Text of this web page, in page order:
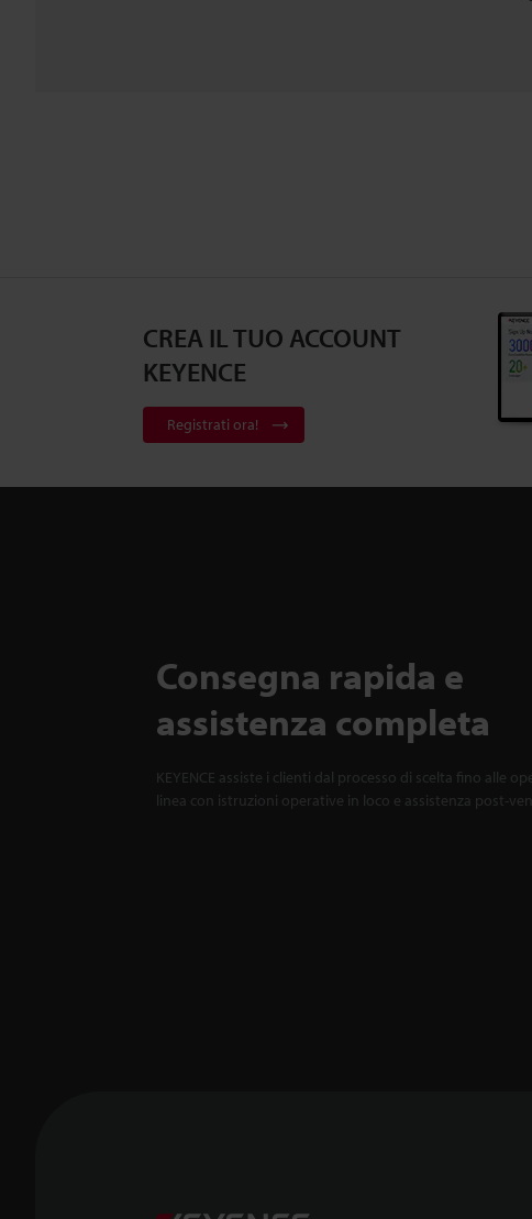
CREA IL TUO ACCOUNT
KEYENCE
Registrati ora!
Consegna rapida e
assistenza completa
KEYENCE assiste i clienti dal processo di scelta fino alle
linea con istruzioni operative in loco e assistenza post-